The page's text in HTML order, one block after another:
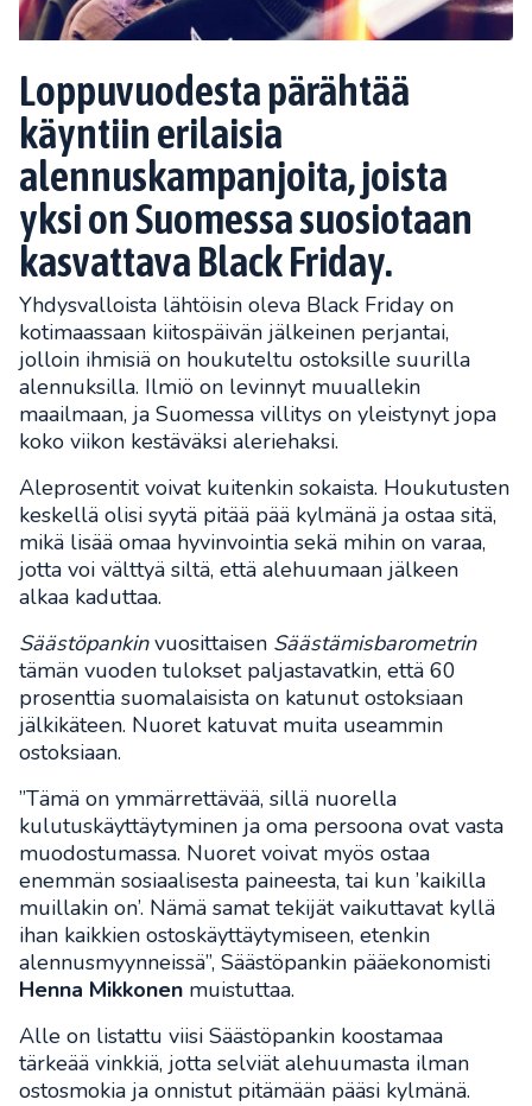
Loppuvuodesta pärähtää
käyntiin erilaisia
alennuskampanjoita, joista
yksi on Suomessa suosiotaan
kasvattava Black Friday.
Yhdysvalloista lähtöisin oleva Black Friday on
kotimaassaan kiitospäivän jälkeinen perjantai,
jolloin ihmisiä on houkuteltu ostoksille suurilla
alennuksilla. Ilmiö on levinnyt muuallekin
maailmaan, ja Suomessa villitys on yleistynyt jopa
koko viikon kestäväksi aleriehaksi.
Aleprosentit voivat kuitenkin sokaista. Houkutusten
keskellä olisi syytä pitää pää kylmänä ja ostaa sitä,
mikä lisää omaa hyvinvointia sekä mihin on varaa,
jotta voi välttyä siltä, että alehuumaan jälkeen
alkaa kaduttaa.
Säästöpankinvuosittaisen Säästämisbarometrin
tämän vuoden tulokset paljastavatkin, että 60
prosenttia suomalaisista on katunut ostoksiaan
jälkikäteen. Nuoret katuvat muita useammin
ostoksiaan.
”Tämä on ymmärrettävää, sillä nuorella
kulutuskäyttäytyminen ja oma persoona ovat vasta
muodostumassa. Nuoret voivat myös ostaa
enemmän sosiaalisesta paineesta, tai kun ’kaikilla
muillakin on’. Nämä samat tekijät vaikuttavat kyllä
ihan kaikkien ostoskäyttäytymiseen, etenkin
alennusmyynneissä”, Säästöpankin pääekonomisti
Henna Mikkonen muistuttaa.
Alle on listattu viisi Säästöpankin koostamaa
tärkeää vinkkiä, jotta selviät alehuumasta ilman
ostosmokia ja onnistut pitämään pääsi kylmänä.